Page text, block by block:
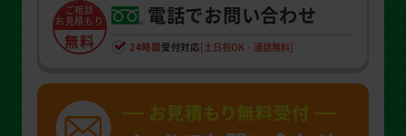
ご相談
お見積もり
無料
電話でお問い合わせ
24時間 受付対応 [土日祝OK・通話無料]